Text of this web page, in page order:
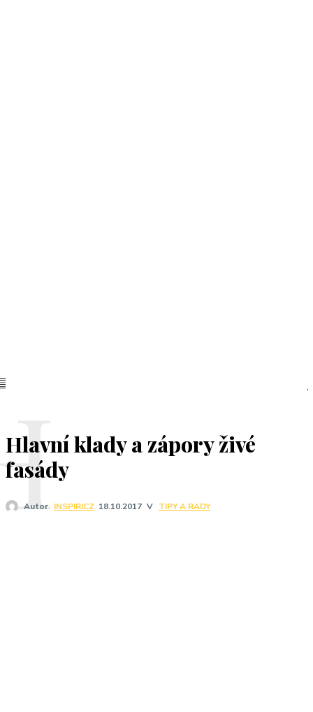
Hlavní klady a zápory živé
fasády
Autor INSPIRICZ 18.10.2017 V TIPY A RADY